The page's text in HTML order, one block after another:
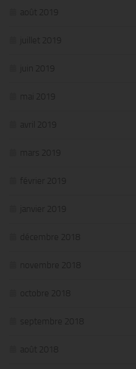
août 2019
juillet 2019
juin 2019
mai 2019
avril 2019
mars 2019
février 2019
janvier 2019
décembre 2018
novembre 2018
octobre 2018
septembre 2018
août 2018